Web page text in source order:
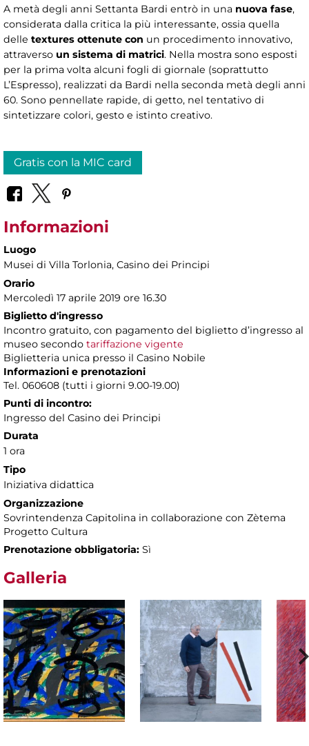
A metà degli anni Settanta Bardi entrò in una nuova fase,
considerata dalla critica la più interessante, ossia quella
delle textures ottenute con un procedimento innovativo,
attraverso un sistema di matrici. Nella mostra sono esposti
per la prima volta alcuni fogli di giornale (soprattutto
L’Espresso), realizzati da Bardi nella seconda metà degli anni
60. Sono pennellate rapide, di getto, nel tentativo di
sintetizzare colori, gesto e istinto creativo.
Gratis con la MIC card
Informazioni
Luogo
Musei di Villa Torlonia, Casino dei Principi
Orario
Mercoledì 17 aprile 2019 ore 16.30
Biglietto d'ingresso
Incontro gratuito, con pagamento del biglietto d’ingresso al
museo secondo tariffazione vigente
Biglietteria unica presso il Casino Nobile
Informazioni e prenotazioni
Tel. 060608 (tutti i giorni 9.00-19.00)
Punti di incontro:
Ingresso del Casino dei Principi
Durata
1 ora
Tipo
Iniziativa didattica
Organizzazione
Sovrintendenza Capitolina in collaborazione con Zètema
Progetto Cultura
Prenotazione obbligatoria: Sì
Galleria